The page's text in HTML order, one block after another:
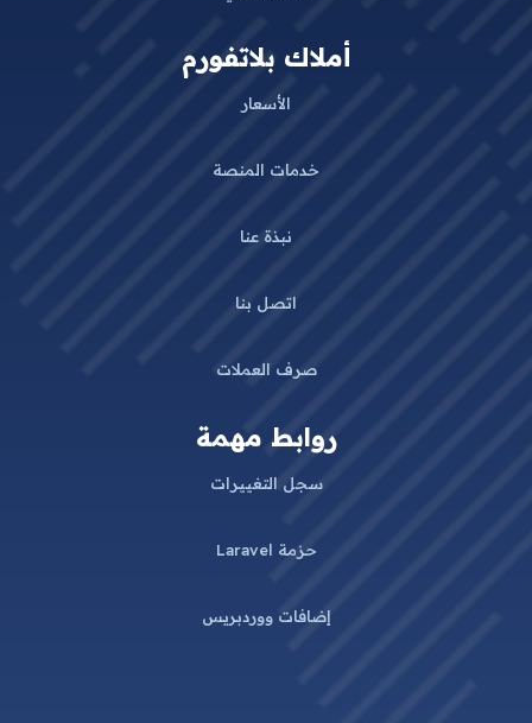
أملاك بلاتفورم
الأسعار
خدمات المنصة
نبذة عنا
اتصل بنا
صرف العملات
روابط مهمة
سجل التغييرات
حزمة Laravel
إضافات ووردبريس